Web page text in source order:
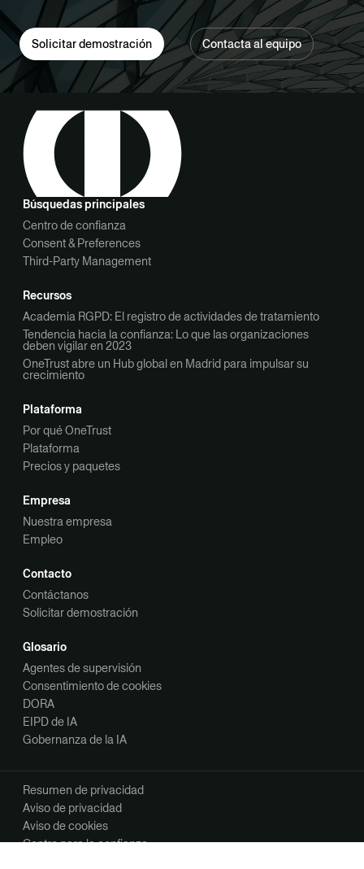
Solicitar demostración Contacta al equipo
Búsquedas principales
Centro de confianza
Consent & Preferences
Third-Party Management
Recursos
Academia RGPD: El registro de actividades de tratamiento
Tendencia hacia la confianza: Lo que las organizaciones
deben vigilar en 2023
OneTrust abre un Hub global en Madrid para impulsar su
crecimiento
Plataforma
Por qué OneTrust
Plataforma
Precios y paquetes
Empresa
Nuestra empresa
Empleo
Contacto
Contáctanos
Solicitar demostración
Glosario
Agentes de supervisión
Consentimiento de cookies
DORA
EIPD de IA
Gobernanza de la IA
Resumen de privacidad
Aviso de privacidad
Aviso de cookies
Centro para la confianza